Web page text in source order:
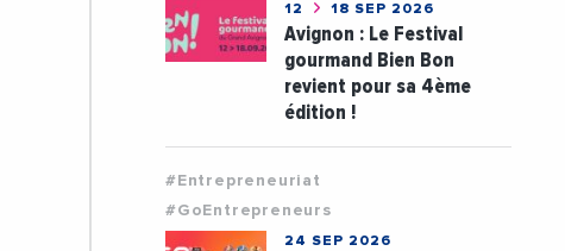
12 18 SEP 2026
Avignon : Le Festival
gourmand Bien Bon
revient pour sa 4ème
édition !
#Entrepreneuriat
#GoEntrepreneurs
24 SEP 2026